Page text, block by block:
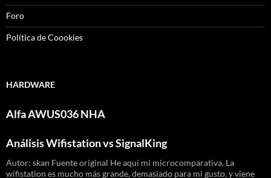
Foro
Política de Coookies
HARDWARE
Alfa AWUS036 NHA
Análisis Wifistation vs SignalKing
Autor: skan Fuente original He aquí mi microcomparativa. La
wifistation es mucho más grande, demasiado para mi gusto, y viene